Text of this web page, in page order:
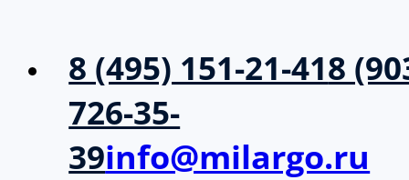
8 (495) 151-21-418
726-35-
39info@milargo.ru